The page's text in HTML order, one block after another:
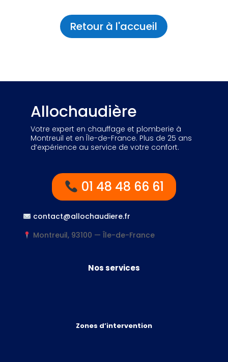
Retour à l'accueil
Allochaudière
Votre expert en chauffage et plomberie à
Montreuil et en Île-de-France. Plus de 25 ans
d’expérience au service de votre confort.
01 48 48 66 61
contact@allochaudiere.fr
Montreuil, 93100 — Île-de-France
Nos services
Zones d’intervention